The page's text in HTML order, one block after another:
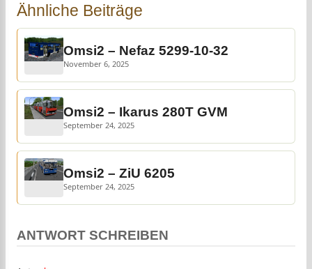
Ähnliche Beiträge
Omsi2 – Nefaz 5299-10-32
November 6, 2025
Omsi2 – Ikarus 280T GVM
September 24, 2025
Omsi2 – ZiU 6205
September 24, 2025
ANTWORT SCHREIBEN